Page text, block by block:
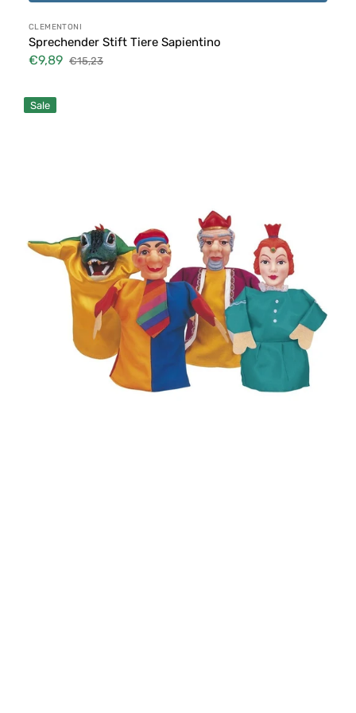
Anbieter:
CLEMENTONI
Sprechender Stift Tiere Sapientino
Verkaufspreis
€9,89
Normaler
€15,23
Satz
Marionetten
Sale